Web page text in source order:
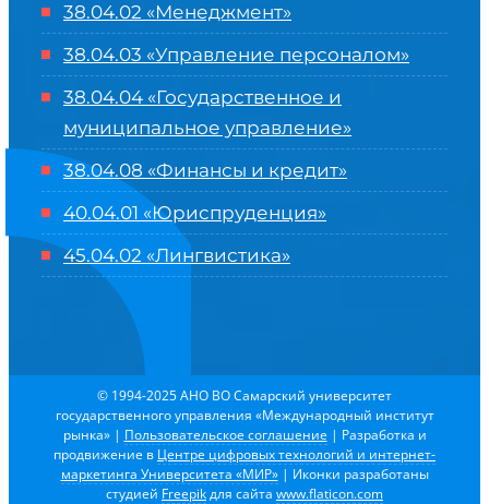
38.04.02 «Менеджмент»
38.04.03 «Управление персоналом»
38.04.04 «Государственное и
муниципальное управление»
38.04.08 «Финансы и кредит»
40.04.01 «Юриспруденция»
45.04.02 «Лингвистика»
© 1994-2025 АНО ВО Самарский университет
государственного управления «Международный институт
рынка» | Пользовательское соглашение | Разработка и
продвижение в Центре цифровых технологий и интернет-
маркетинга Университета «МИР»| Иконки разработаны
студией Freepikдля сайта www.flaticon.com